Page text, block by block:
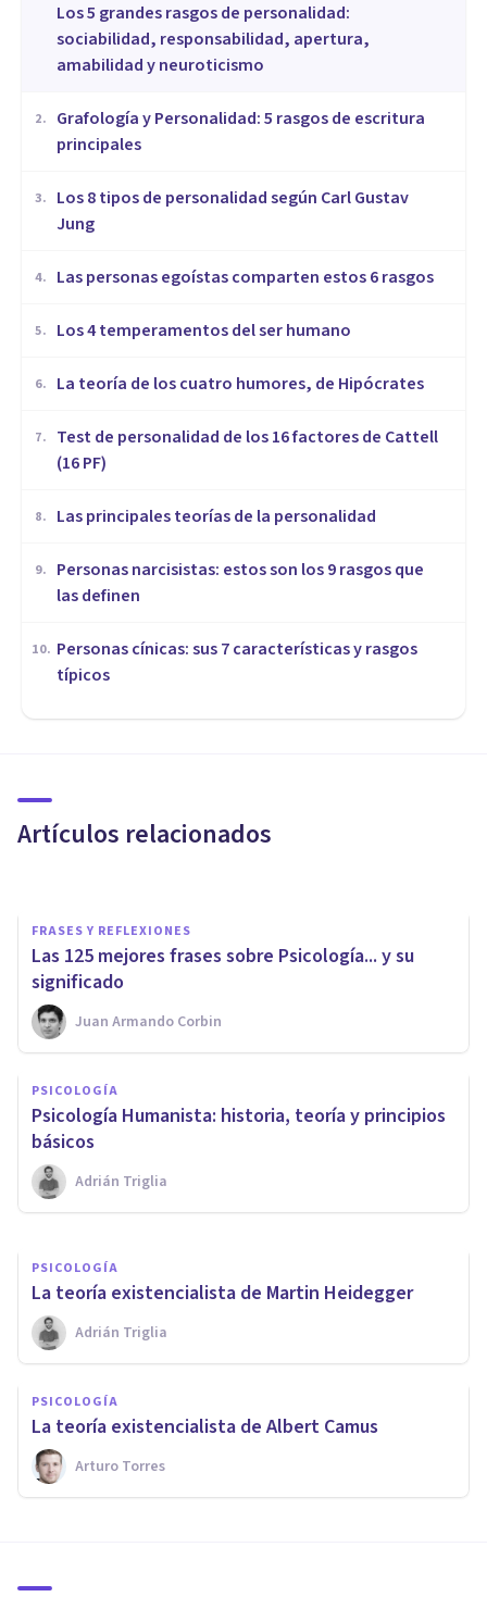
Los 5 grandes rasgos de personalidad:
sociabilidad, responsabilidad, apertura,
amabilidad y neuroticismo
2.
Grafología y Personalidad: 5 rasgos de escritura
principales
3.
​Los 8 tipos de personalidad según Carl Gustav
Jung
4. Las personas egoístas comparten estos 6 rasgos
5. Los 4 temperamentos del ser humano
6. ​La teoría de los cuatro humores, de Hipócrates
7.
Test de personalidad de los 16 factores de Cattell
(16 PF)
8. Las principales teorías de la personalidad
9.
Personas narcisistas: estos son los 9 rasgos que
las definen
10. Personas cínicas: sus 7 características y rasgos
típicos
Artículos relacionados
sus características
FRASES Y REFLEXIONES
Las 125 mejores frases sobre Psicología... y su
significado
Juan Armando Corbin
PSICOLOGÍA
Psicología Humanista: historia, teoría y principios
básicos
Adrián Triglia
Karen Horney y su teoría sobre
la personalidad neurótica
Arturo Torres
PSICOLOGÍA
La teoría existencialista de Martin Heidegger
Adrián Triglia
PSICOLOGÍA
La teoría existencialista de Albert Camus
Arturo Torres